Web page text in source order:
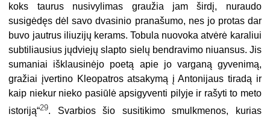
koks taurus nusivylimas graužia jam širdį, nuraudo
susigėdęs dėl savo dvasinio pranašumo, nes jo protas dar
buvo jautrus iliuzijų kerams. Tobula nuovoka atvėrė karaliui
subtiliausius jųdviejų slapto sielų bendravimo niuansus. Jis
sumaniai išklausinėjo poetą apie jo varganą gyvenimą,
gražiai įvertino Kleopatros atsakymą į Antonijaus tiradą ir
kaip niekur nieko pasiūlė apsigyventi pilyje ir rašyti to meto
istoriją“29. Svarbios šio susitikimo smulkmenos, kurias